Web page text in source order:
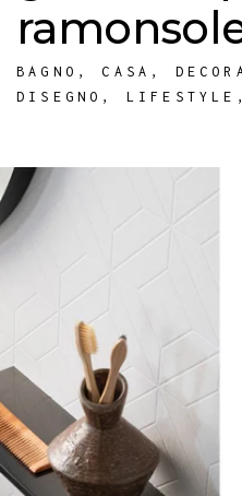
BAGNO ,CASA ,
DISEGNO , LIFESTYLE